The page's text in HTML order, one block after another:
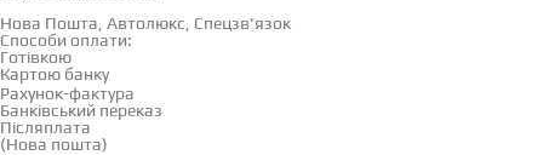
Нова Пошта, Автолюкс, Спецзв'язок
Способи оплати:
Готівкою
Картою банку
Рахунок-фактура
Банківський переказ
Післяплата
(Нова пошта)